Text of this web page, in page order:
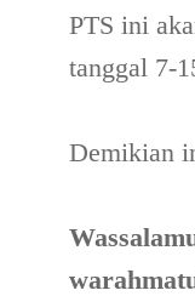
PTS ini
tanggal 7-
Demikian